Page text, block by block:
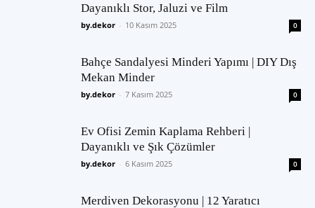
Dayanıklı Stor, Jaluzi ve Film
by.dekor - 10 Kasım 2025 0
Bahçe Sandalyesi Minderi Yapımı | DIY Dış
Mekan Minder
by.dekor - 7 Kasım 2025 0
Ev Ofisi Zemin Kaplama Rehberi |
Dayanıklı ve Şık Çözümler
by.dekor - 6 Kasım 2025 0
Merdiven Dekorasyonu | 12 Yaratıcı